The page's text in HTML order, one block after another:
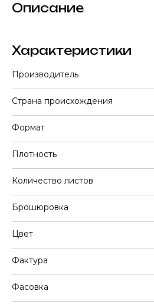
Описание
Характеристики
Производитель
Страна происхождения
Формат
Плотность
Количество листов
Брошюровка
Цвет
Фактура
Фасовка